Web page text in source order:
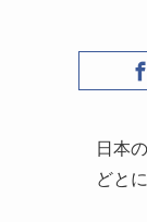
日本
どと